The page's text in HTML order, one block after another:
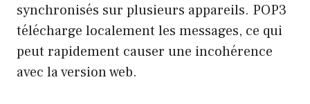
synchronisés sur plusieurs appareils. POP3
télécharge localement les messages, ce qui
peut rapidement causer une incohérence
avec la version web.